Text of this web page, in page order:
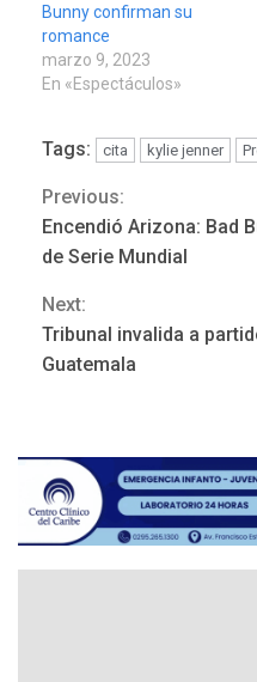
Bunny confirman su
romance
marzo 9, 2023
En «Espectáculos»
Tags: cita kylie jenner
Continue
Reading
Previous:
Encendió Arizona: Bad
de Serie Mundial
Next:
Tribunal invalida a
Guatemala
en
4
por
5